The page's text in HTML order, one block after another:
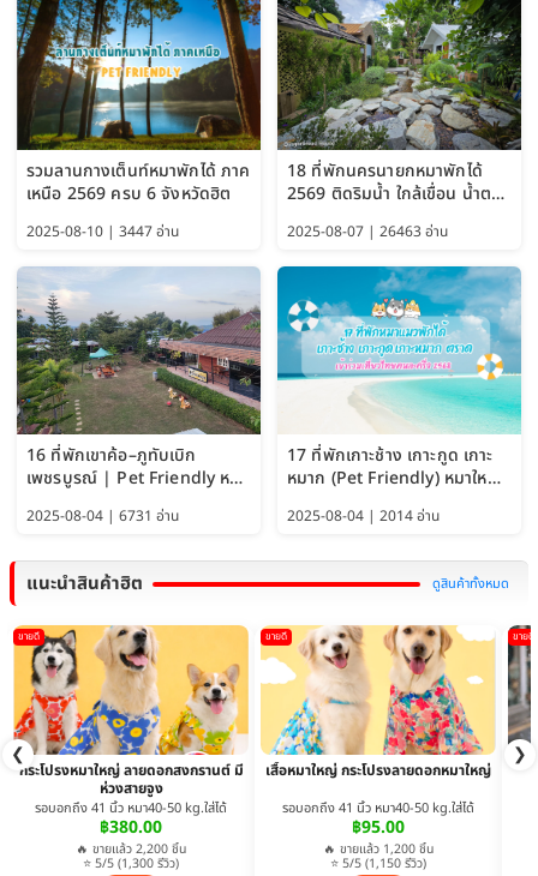
รวมลานกางเต็นท์หมาพักได้ ภาค
เหนือ 2569 ครบ 6 จังหวัดฮิต
2025-08-10 | 3447 อ่าน
18 ที่พักนครนายกหมาพักได้
2569 ติดริมน้ำ ใกล้เขื่อน น้ำตก
ได้
2025-08-07 | 26463 อ่าน
16 ที่พักเขาค้อ–ภูทับเบิก
เพชรบูรณ์ | Pet Friendly หมา
ใหญ่พักได้ อัพเดท 2569
2025-08-04 | 6731 อ่าน
17 ที่พักเกาะช้าง เกาะกูด เกาะ
หมาก (Pet Friendly) หมาใหญ่
พักได้ อัปเดต 2569
2025-08-04 | 2014 อ่าน
แนะนำสินค้าฮิต ดูสินค้าทั้งหมด
❮ ❯
ขายดี
กระโปรงหมาใหญ่ ลายดอกสงกรานต์ มี
ห่วงสายจูง
รอบอกถึง 41 นิ้ว หมา40-50 kg.ใส่ได้
฿380.00
🔥 ขายแล้ว 2,200 ชิ้น
⭐ 5/5 (1,300 รีวิว)
ขายดี
เสื้อหมาใหญ่ กระโปรงลายดอกหมาใหญ่
รอบอกถึง 41 นิ้ว หมา40-50 kg.ใส่ได้
฿95.00
🔥 ขายแล้ว 1,200 ชิ้น
⭐ 5/5 (1,150 รีวิว)
ขายดี